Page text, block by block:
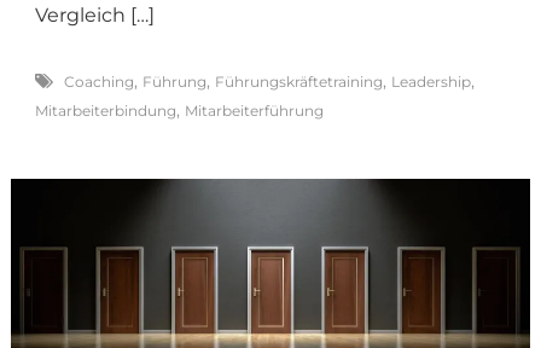
Vergleich […]
Coaching, Führung, Führungskräftetraining, Leadership,
Mitarbeiterbindung, Mitarbeiterführung